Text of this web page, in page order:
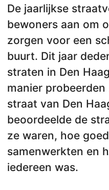
De jaarlijkse
bewoners aan om
zorgen voor een
buurt. Dit jaar
straten in Den
manier
straat van Den
beoordeelde de
ze waren, hoe
samenwerkten en
iedereen was.